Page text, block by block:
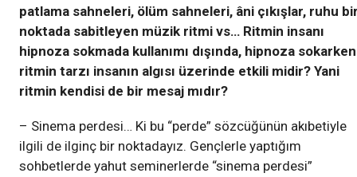
patlama sahneleri, ölüm sahneleri, âni çıkışlar, ruhu
noktada sabitleyen müzik ritmi vs… Ritmin insanı
hipnoza sokmada kullanımı dışında, hipnoza sokarken
ritmin tarzı insanın algısı üzerinde etkili midir? Yani
ritmin kendisi de bir mesaj mıdır?
– Sinema perdesi… Ki bu “perde” sözcüğünün akıbetiyle
ilgili de ilginç bir noktadayız. Gençlerle yaptığım
sohbetlerde yahut seminerlerde “sinema perdesi”